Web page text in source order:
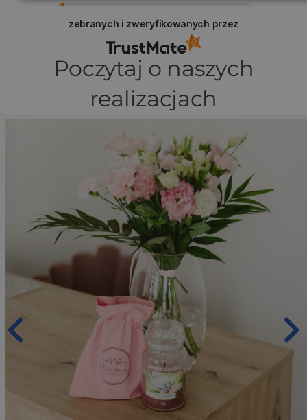
zebranych i zweryfikowanych przez
Poczytaj o naszych
realizacjach